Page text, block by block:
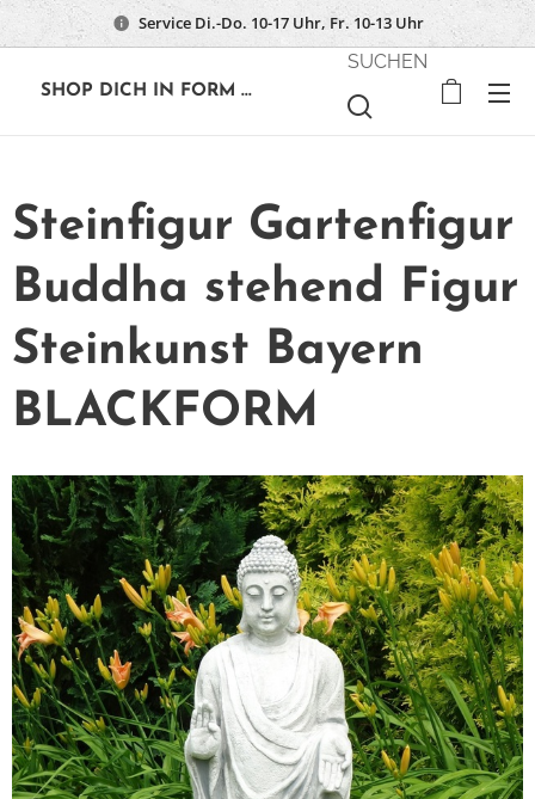
Service Di.-Do. 10-17 Uhr, Fr. 10-13 Uhr
SHOP DICH IN FORM ...
SUCHEN
Steinfigur Gartenfigur
Buddha stehend Figur
Steinkunst Bayern
BLACKFORM